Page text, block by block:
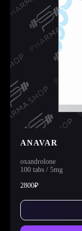
ANAVAR
oxandrolone
100 tabs / 5mg
2800₽